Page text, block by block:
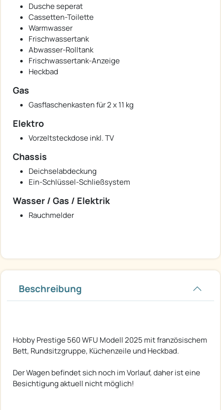
Dusche seperat
Cassetten-Toilette
Warmwasser
Frischwassertank
Abwasser-Rolltank
Frischwassertank-Anzeige
Heckbad
Gas
Gasflaschenkasten für 2 x 11 kg
Elektro
Vorzeltsteckdose inkl. TV
Chassis
Deichselabdeckung
Ein-Schlüssel-Schließsystem
Wasser / Gas / Elektrik
Rauchmelder
Beschreibung
Hobby Prestige 560 WFU Modell 2025 mit französischem
Bett, Rundsitzgruppe, Küchenzeile und Heckbad.
Der Wagen befindet sich noch im Vorlauf, daher ist eine
Besichtigung aktuell nicht möglich!